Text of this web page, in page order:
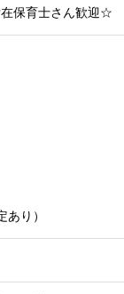
保育士さん歓迎☆
り）